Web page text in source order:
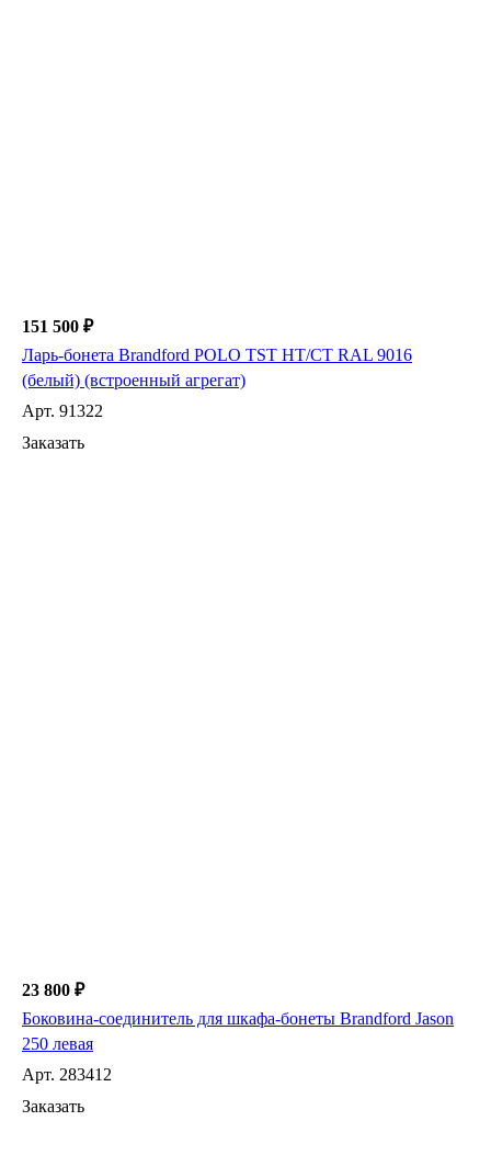
151 500 ₽
Ларь-бонета Brandford POLO TST HT/СТ RAL 9016
(белый) (встроенный агрегат)
Арт. 91322
Заказать
23 800 ₽
Боковина-соединитель для шкафа-бонеты Brandford Jason
250 левая
Арт. 283412
Заказать